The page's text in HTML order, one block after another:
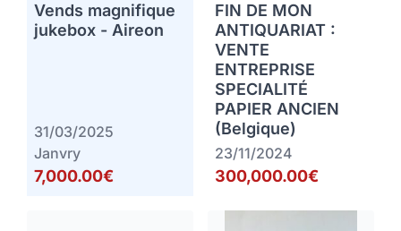
Vends magnifique
jukebox - Aireon
31/03/2025
Janvry
7,000.00€
FIN DE MON
ANTIQUARIAT :
VENTE
ENTREPRISE
SPECIALITÉ
PAPIER ANCIEN
(Belgique)
23/11/2024
300,000.00€